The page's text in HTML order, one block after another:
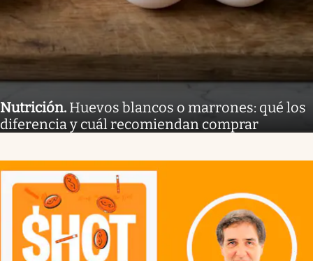
Nutrición. Huevos blancos o marrones: qué los
diferencia y cuál recomiendan comprar